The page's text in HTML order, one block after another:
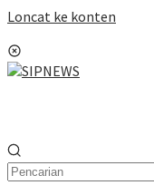
Loncat ke konten